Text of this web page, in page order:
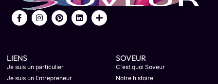
LIENS
Je suis un particulier
Je suis un Entrepreneur
SOVEUR
C'est quoi Soveur
Notre histoire